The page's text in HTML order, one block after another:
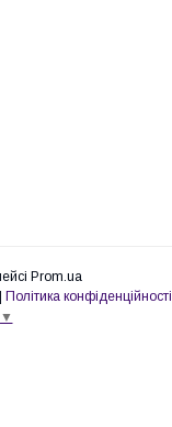
Prom.ua
Політика конфіденційності
▼